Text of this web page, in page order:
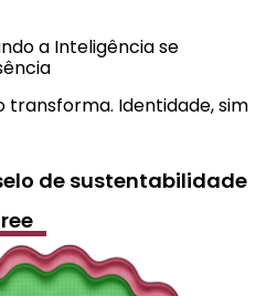
a Inteligência se
transforma. Identidade, sim
de sustentabilidade